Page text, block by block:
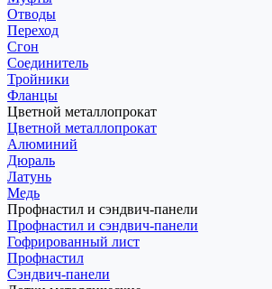
Отводы
Переход
Сгон
Соединитель
Тройники
Фланцы
Цветной металлопрокат
Цветной металлопрокат
Алюминий
Дюраль
Латунь
Медь
Профнастил и сэндвич-панели
Профнастил и сэндвич-панели
Гофрированный лист
Профнастил
Сэндвич-панели